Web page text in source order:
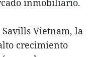
inmobiliario.
Savills Vietnam, la
crecimiento